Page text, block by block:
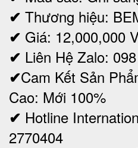
✔ Thương hiệu:
✔ Giá: 12,000,000
✔ Liên Hệ Zalo:
✔Cam Kết Sản
Cao: Mới 100%
✔ Hotline
2770404